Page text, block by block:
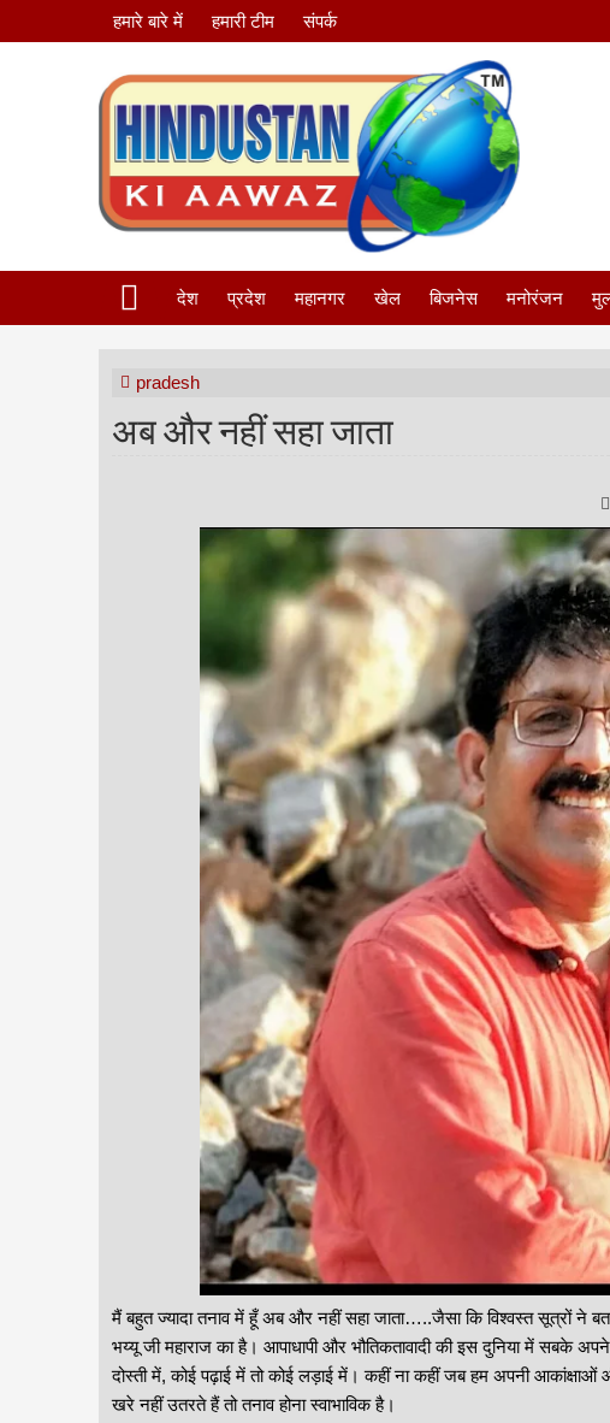
हमारे बारे में हमारी टीम संपर्क
देश प्रदेश महानगर खेल बिजनेस मनोरंजन
pradesh
अब और नहीं सहा जाता
मैं बहुत ज्यादा तनाव में हूँ अब और नहीं सहा जाता…..जैसा कि विश्वस्त सूत्रों ने
भय्यू जी महाराज का है। आपाधापी और भौतिकतावादी की इस दुनिया में सबके
दोस्ती में, कोई पढ़ाई में तो कोई लड़ाई में। कहीं ना कहीं जब हम अपनी आकांक्षाओं
खरे नहीं उतरते हैं तो तनाव होना स्वाभाविक है।